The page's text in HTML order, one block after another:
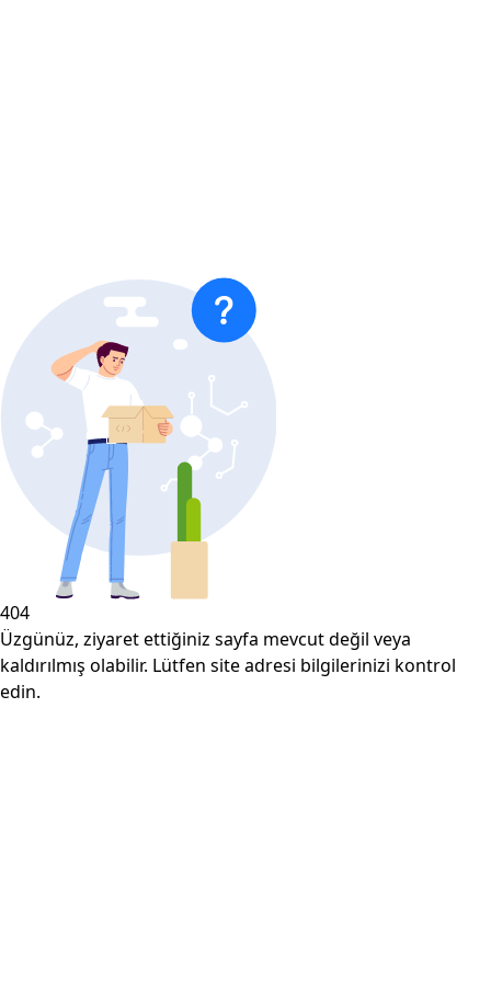
404
Üzgünüz, ziyaret ettiğiniz sayfa mevcut değil veya
kaldırılmış olabilir. Lütfen site adresi bilgilerinizi kontrol
edin.